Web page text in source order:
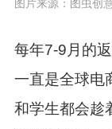
图片来源：图虫创
每年7-9月的
一直是全球电
和学生都会趁